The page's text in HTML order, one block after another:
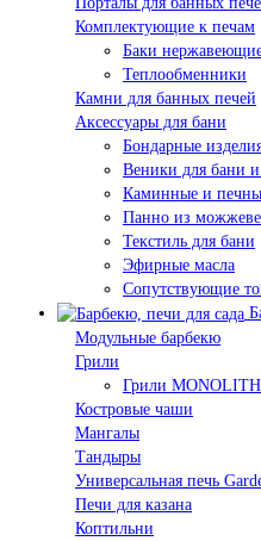
Комплектующие к печам
Баки
Теплообменники
Камни для банных печей
Аксессуары для бани
Бондарные
Веники для бани и
Каминные и
Панно из
Текстиль для бани
Эфирные масла
Сопутствующие
Модульные барбекю
Грили
Грили MONOLITH
Костровые чаши
Мангалы
Тандыры
Универсальная печь
Печи для казана
Коптильни